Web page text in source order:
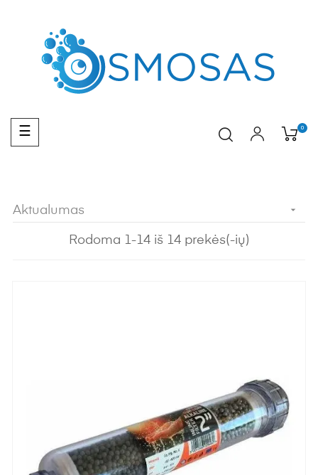
Toggle
navigation
☰ 0
Aktualumas 
Rodoma 1-14 iš 14 prekės(-ių)